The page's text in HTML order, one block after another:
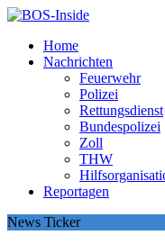
Home
Nachrichten
Feuerwehr
Polizei
Rettungsdienst
Bundespolizei
Zoll
THW
Reportagen
News Ticker